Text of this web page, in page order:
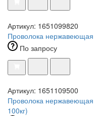
Артикул: 1651099820
Проволока нержавеющая
По запросу
Артикул: 1651109500
Проволока
100кг)